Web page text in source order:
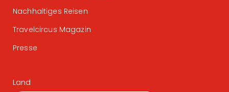
Nachhaltiges Reisen
Travelcircus Magazin
Presse
Land